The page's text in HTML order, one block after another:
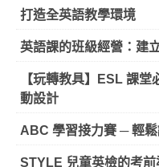
打造全英語教學環境
英語課的班級經營：建
【玩轉教具】ESL 課
動設計
ABC 學習接力賽 ─ 輕
STYLE 兒童英檢的考前